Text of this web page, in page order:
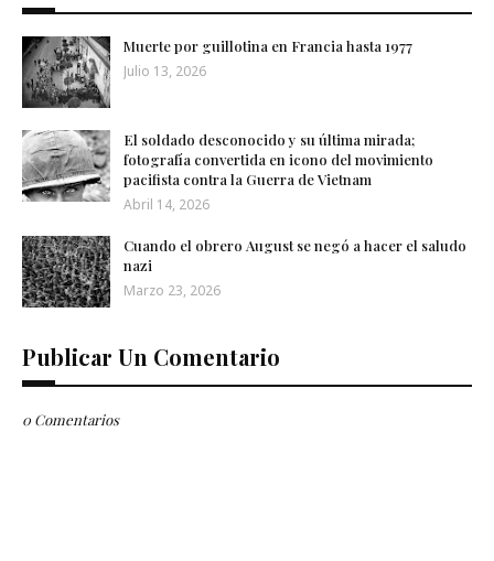
Muerte por guillotina en Francia hasta 1977
Julio 13, 2026
El soldado desconocido y su última mirada;
fotografía convertida en icono del movimiento
pacifista contra la Guerra de Vietnam
Abril 14, 2026
Cuando el obrero August se negó a hacer el saludo
nazi
Marzo 23, 2026
Publicar Un Comentario
0 Comentarios